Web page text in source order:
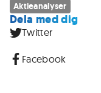
Aktieanalyser
Dela med dig
Twitter
Facebook